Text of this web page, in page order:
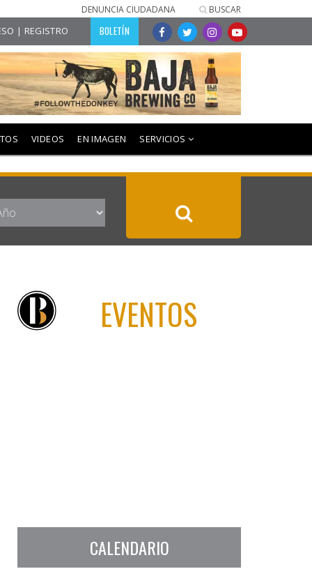
DENUNCIA CIUDADANA BUSCAR
| REGISTRO BOLETÍN
VIDEOS EN IMAGEN SERVICIOS
EVENTOS
CALENDARIO